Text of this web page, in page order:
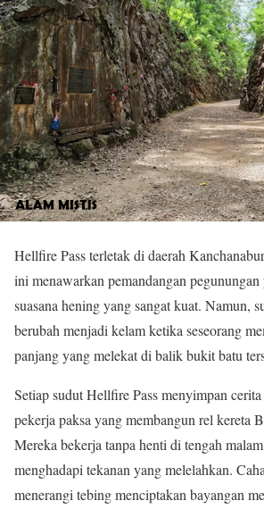
Hellfire Pass terletak di daerah
ini menawarkan pemandangan
suasana hening yang sangat kuat. Namun,
berubah menjadi kelam ketika seseorang
panjang yang melekat di balik bukit batu
Setiap sudut Hellfire Pass menyimpan
pekerja paksa yang membangun rel kereta
Mereka bekerja tanpa henti di tengah
menghadapi tekanan yang melelahkan.
menerangi tebing menciptakan bayangan